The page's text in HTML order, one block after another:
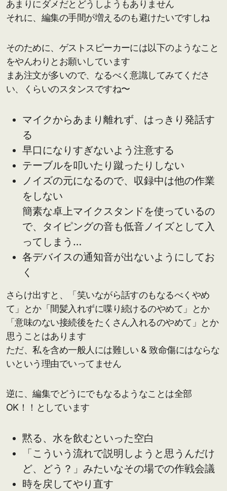
あまりにダメだとどうしようもありません
それに、編集の手間が増えるのも避けたいですしね
そのために、ゲストスピーカーには以下のようなこと
をやんわりとお願いしています
まあ注文が多いので、なるべく意識してみてくださ
い、くらいのスタンスですね〜
マイクからあまり離れず、はっきり発話す
る
早口になりすぎないよう注意する
テーブルを叩いたり蹴ったりしない
ノイズの元になるので、収録中は他の作業
をしない
簡素な卓上マイクスタンドを使っているの
で、タイピングの音も低音ノイズとして入
ってしまう…
各デバイスの通知音が出ないようにしてお
く
さらけ出すと、「笑いながら話すのもなるべくやめ
て」とか「間髪入れずに喋り続けるのやめて」とか
「意味のない接続後をたくさん入れるのやめて」とか
思うことはあります
ただ、私を含め一般人には難しい & 致命傷にはならな
いという理由でいってません
逆に、編集でどうにでもなるようなことは全部
OK！！としています
黙る、水を飲むといった空白
「こういう流れで説明しようと思うんだけ
ど、どう？」みたいなその場での作戦会議
時を戻してやり直す